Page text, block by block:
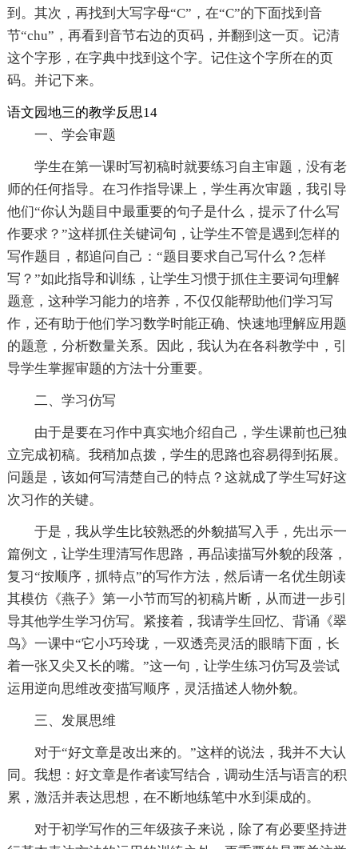
到。其次，再找到大写字母“C”，在“C”的下面找到音
节“chu”，再看到音节右边的页码，并翻到这一页。记清
这个字形，在字典中找到这个字。记住这个字所在的页
码。并记下来。
语文园地三的教学反思14
一、学会审题
学生在第一课时写初稿时就要练习自主审题，没有老
师的任何指导。在习作指导课上，学生再次审题，我引导
他们“你认为题目中最重要的句子是什么，提示了什么写
作要求？”这样抓住关键词句，让学生不管是遇到怎样的
写作题目，都追问自己：“题目要求自己写什么？怎样
写？”如此指导和训练，让学生习惯于抓住主要词句理解
题意，这种学习能力的培养，不仅仅能帮助他们学习写
作，还有助于他们学习数学时能正确、快速地理解应用题
的题意，分析数量关系。因此，我认为在各科教学中，引
导学生掌握审题的方法十分重要。
二、学习仿写
由于是要在习作中真实地介绍自己，学生课前也已独
立完成初稿。我稍加点拨，学生的思路也容易得到拓展。
问题是，该如何写清楚自己的特点？这就成了学生写好这
次习作的关键。
于是，我从学生比较熟悉的外貌描写入手，先出示一
篇例文，让学生理清写作思路，再品读描写外貌的段落，
复习“按顺序，抓特点”的写作方法，然后请一名优生朗读
其模仿《燕子》第一小节而写的初稿片断，从而进一步引
导其他学生学习仿写。紧接着，我请学生回忆、背诵《翠
鸟》一课中“它小巧玲珑，一双透亮灵活的眼睛下面，长
着一张又尖又长的嘴。”这一句，让学生练习仿写及尝试
运用逆向思维改变描写顺序，灵活描述人物外貌。
三、发展思维
对于“好文章是改出来的。”这样的说法，我并不大认
同。我想：好文章是作者读写结合，调动生活与语言的积
累，激活并表达思想，在不断地练笔中水到渠成的。
对于初学写作的三年级孩子来说，除了有必要坚持进